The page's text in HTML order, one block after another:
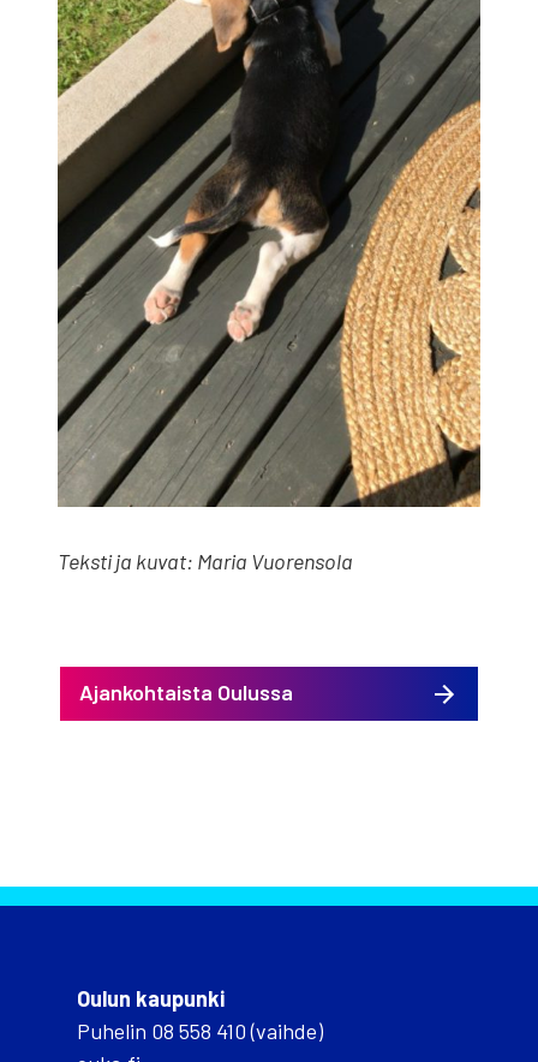
Teks­ti ja kuvat: Maria Vuo­ren­so­la
Ajankohtaista Oulussa
Oulun kaupunki
Puhelin 08 558 410 (vaihde)